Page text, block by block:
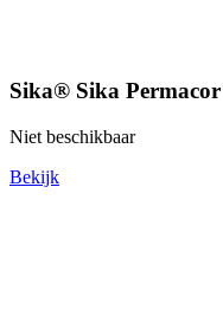
Sika® Sika
Niet beschikbaar
Bekijk